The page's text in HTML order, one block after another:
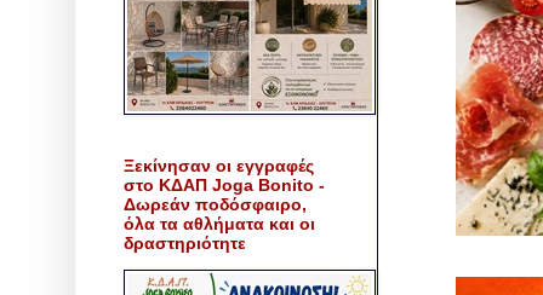
Ξεκίνησαν οι εγγραφές
στο ΚΔΑΠ Joga Bonito -
Δωρεάν ποδόσφαιρο,
όλα τα αθλήματα και οι
δραστηριότητε